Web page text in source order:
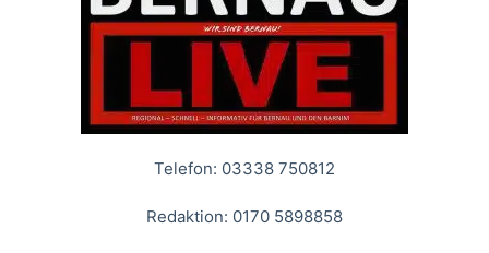
Telefon: 03338 750812
Redaktion: 0170 5898858